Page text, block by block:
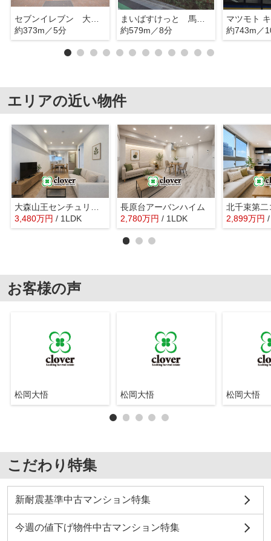
セブンイレブン 大田区東馬込2丁目店
約373m／5分
まいばすけっと 馬込駅東店
約579m／8分
約743m／
エリアの近い物件
3,480万円 / 1LDK
長原台アーバンハイム
2,780万円 / 1LDK
北千束第二
2,899万円
お客様の声
松岡大悟 松岡大悟 松岡大悟
こだわり特集
新耐震基準中古マンション特集
今週の値下げ物件中古マンション特集